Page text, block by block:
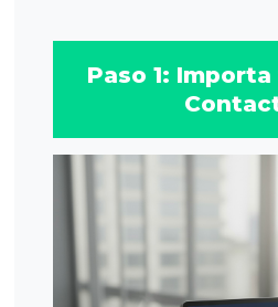
Paso 1: